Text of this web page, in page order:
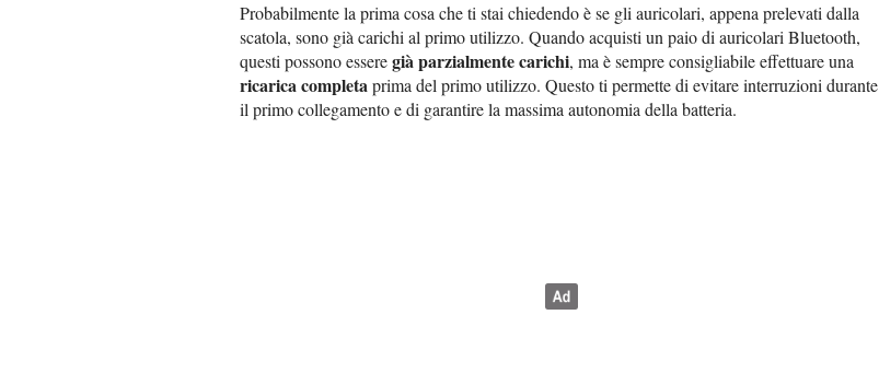
Probabilmente la prima cosa che ti stai chiedendo è se gli auricolari, appena prelevati dalla
scatola, sono già carichi al primo utilizzo. Quando acquisti un paio di auricolari Bluetooth,
questi possono esseregià parzialmente carichi, ma è sempre consigliabile effettuare una
ricarica completaprima del primo utilizzo. Questo ti permette di evitare interruzioni durante
il primo collegamento e di garantire la massima autonomia della batteria.